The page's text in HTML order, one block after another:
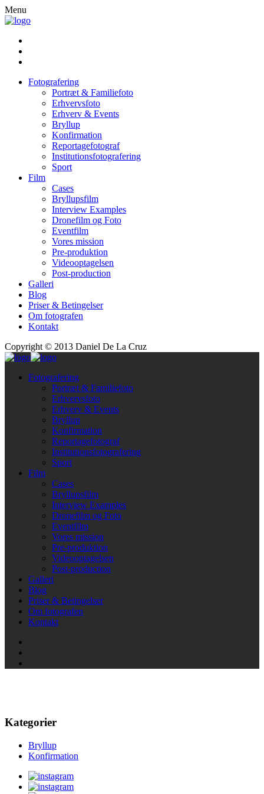
Menu
Fotografering
Portræt & Familiefoto
Erhvervsfoto
Erhverv & Events
Bryllup
Konfirmation
Reportagefotograf
Institutionsfotografering
Sport
Film
Cases
Bryllupsfilm
Interview Examples
Dronefilm og Foto
Eventfilm
Vores mission
Pre-produktion
Videooptagelsen
Post-production
Galleri
Blog
Priser & Betingelser
Om fotografen
Kontakt
Copyright © 2013 Daniel De La Cruz
Fotografering
Portræt & Familiefoto
Erhvervsfoto
Erhverv & Events
Bryllup
Konfirmation
Reportagefotograf
Institutionsfotografering
Sport
Film
Cases
Bryllupsfilm
Interview Examples
Dronefilm og Foto
Eventfilm
Vores mission
Pre-produktion
Videooptagelsen
Post-production
Galleri
Blog
Priser & Betingelser
Om fotografen
Kontakt
Kategorier
Bryllup
Konfirmation